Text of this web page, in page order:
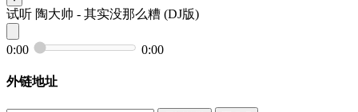
试听 陶大帅 - 其实没那么糟 (DJ版)
0:00 0:00
外链地址